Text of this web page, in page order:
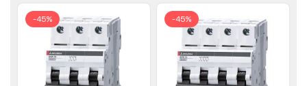
-45% -45%